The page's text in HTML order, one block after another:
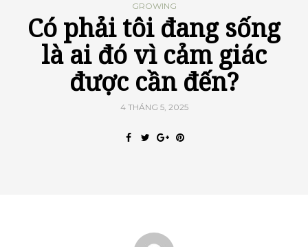
GROWING
Có phải tôi đang sống
là ai đó vì cảm giác
được cần đến?
4 THÁNG 5, 2025